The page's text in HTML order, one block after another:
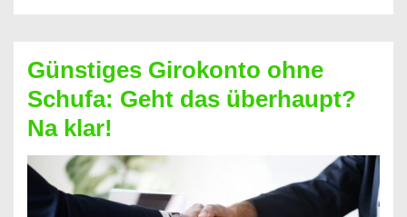
dabei
profitieren
–
So
funktioniert’s
Günstiges Girokonto ohne
Schufa: Geht das überhaupt?
Na klar!